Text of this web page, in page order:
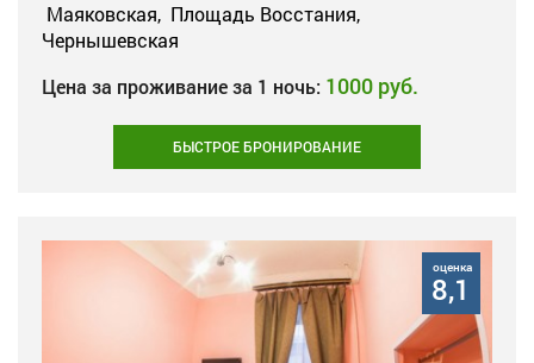
Маяковская, Площадь Восстания,
Чернышевская
Цена за проживание за 1 ночь: 1000 руб.
БЫСТРОЕ БРОНИРОВАНИЕ
оценка
8,1